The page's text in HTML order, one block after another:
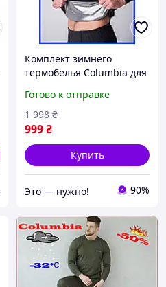
Комплект зимнего
термобелья Columbia для
термобелье Columbia
военное зсу для м|BUY
NOW
Готово к отправке
999₴
1 998 ₴
Купить
Это — нужно! 90%